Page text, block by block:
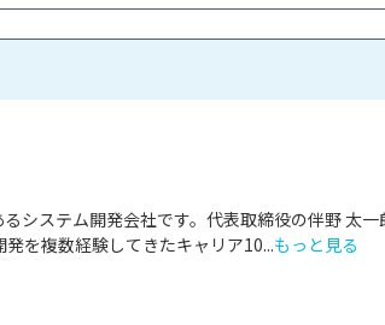
システム開発会社です。代表取締役の伴野 太一
を複数経験してきたキャリア10...もっと見る